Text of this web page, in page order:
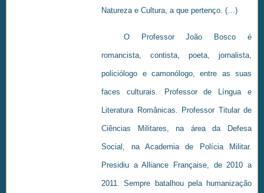
Natureza e Cultura, a que pertenço. (…)
O Professor João Bosco é
romancista, contista, poeta, jornalista,
policiólogo e camonólogo, entre as suas
faces culturais. Professor de Língua e
Literatura Românicas. Professor Titular de
Ciências Militares, na área da Defesa
Social, na Academia de Polícia Militar.
Presidiu a Alliance Française, de 2010 a
2011. Sempre batalhou pela humanização